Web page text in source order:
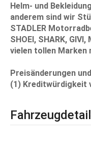
Helm- und
anderem sind wir
STADLER
SHOEI, SHARK, GIVI,
vielen tollen Marken
Preisänderungen
(1) Kreditwürdigkeit